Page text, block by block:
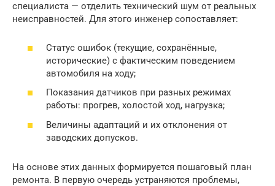
специалиста — отделить технический шум от реальных
неисправностей. Для этого инженер сопоставляет:
Статус ошибок (текущие, сохранённые,
исторические) с фактическим поведением
автомобиля на ходу;
Показания датчиков при разных режимах
работы: прогрев, холостой ход, нагрузка;
Величины адаптаций и их отклонения от
заводских допусков.
На основе этих данных формируется пошаговый план
ремонта. В первую очередь устраняются проблемы,